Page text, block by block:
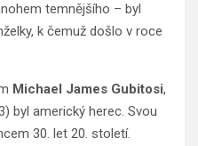
temnějšího – byl
k čemuž došlo v roce
Michael James Gubitosi,
byl americký herec. Svou
30. let 20. století.